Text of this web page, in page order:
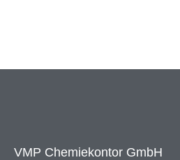
VMP Chemiekontor GmbH